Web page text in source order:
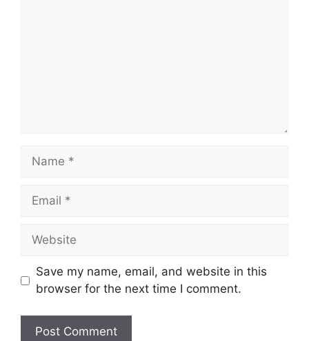
Name
Email
Website
Save my name, email, and website in this
browser for the next time I comment.